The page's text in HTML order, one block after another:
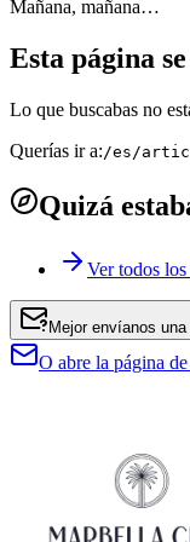
Mañana, mañana…
Esta página
Lo que buscabas no
Querías ir a: /es/
Quizá
Ver todos
Mejor envíanos
O abre la página